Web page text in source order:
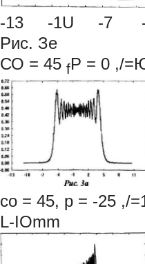
-13 -1U -
Рис. Зе
СО = 45 fP = 0 ,/
со = 45, р = -25 ,/
L-IOmm